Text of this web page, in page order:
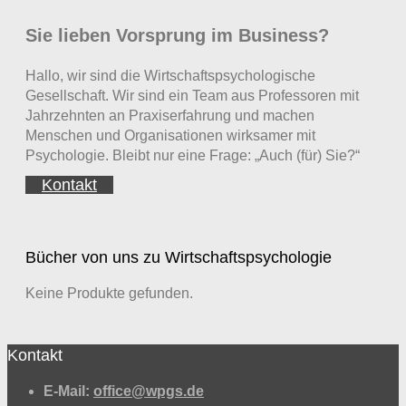
Sie lieben Vorsprung im Business?
Hallo, wir sind die Wirtschaftspsychologische
Gesellschaft. Wir sind ein Team aus Professoren mit
Jahrzehnten an Praxiserfahrung und machen
Menschen und Organisationen wirksamer mit
Psychologie. Bleibt nur eine Frage: „Auch (für) Sie?“
Kontakt
Bücher von uns zu Wirtschaftspsychologie
Keine Produkte gefunden.
Kontakt
E-Mail: office@wpgs.de